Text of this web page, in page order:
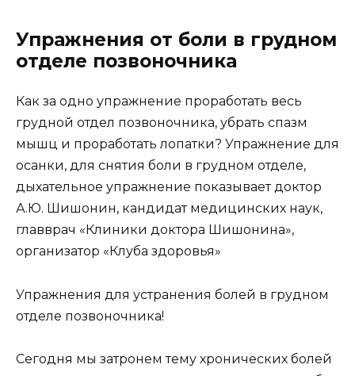
Упражнения от боли в грудном
отделе позвоночника
Как за одно упражнение проработать весь
грудной отдел позвоночника, убрать спазм
мышц и проработать лопатки? Упражнение для
осанки, для снятия боли в грудном отделе,
дыхательное упражнение показывает доктор
А.Ю. Шишонин, кандидат медицинских наук,
главврач «Клиники доктора Шишонина»,
организатор «Клуба здоровья»
Упражнения для устранения болей в грудном
отделе позвоночника!
Сегодня мы затронем тему хронических болей